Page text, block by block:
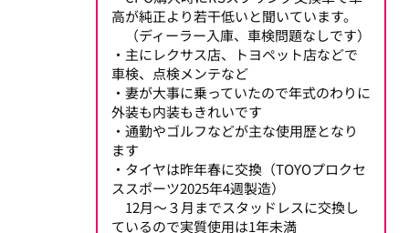
高が純正より若干低いと聞いています。
（ディーラー入庫、車検問題なしです）
・主にレクサス店、トヨペット店などで
車検、点検メンテなど
・妻が大事に乗っていたので年式のわりに
外装も内装もきれいです
・通勤やゴルフなどが主な使用歴となり
ます
・タイヤは昨年春に交換（TOYOプロクセ
ススポーツ2025年4週製造）
12月～３月までスタッドレスに交換し
ているので実質使用は1年未満